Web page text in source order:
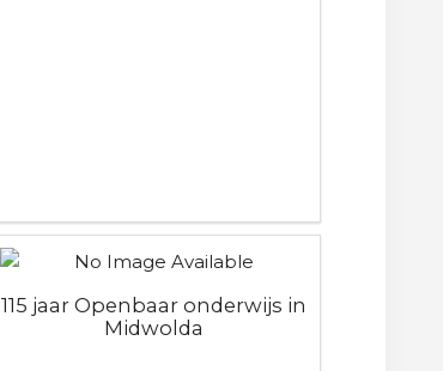
115 jaar Openbaar onderwijs in
Midwolda